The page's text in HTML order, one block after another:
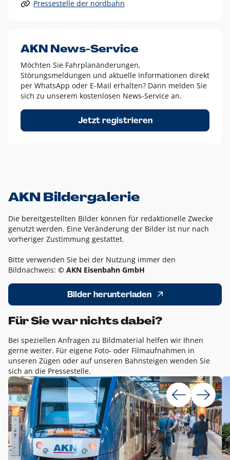
Alle anderen Logo-Varianten dürfen nur in Ausnahmefällen
Diese Ausnahmen sind zum Beispiel:
dem AKN Blau,
weißes Logo auf Fotohintergründen,
schwarzes Logo für reine Schwarz-Weiß-Umsetzungen
Um das Logo herum muss ein Schutzraum von jeweils einer
Höhe bzw. Breite des N aus AKN in alle Richtungen
Pressestelle der nordbahn
AKN News-Service
Möchten Sie Fahrplanänderungen,
Störungsmeldungen und aktuelle Informationen direkt
per WhatsApp oder E-Mail erhalten? Dann melden Sie
sich zu unserem kostenlosen News-Service an.
Jetzt registrieren
AKN Bildergalerie
Die bereitgestellten Bilder können für redaktionelle Zwecke
genutzt werden. Eine Veränderung der Bilder ist nur nach
vorheriger Zustimmung gestattet.
Bitte verwenden Sie bei der Nutzung immer den
Bildnachweis: © AKN Eisenbahn GmbH
Bilder herunterladen
Für Sie war nichts dabei?
Bei speziellen Anfragen zu Bildmaterial helfen wir Ihnen
gerne weiter. Für eigene Foto- oder Filmaufnahmen in
unseren Zügen oder auf unseren Bahnsteigen wenden Sie
sich an die Pressestelle.